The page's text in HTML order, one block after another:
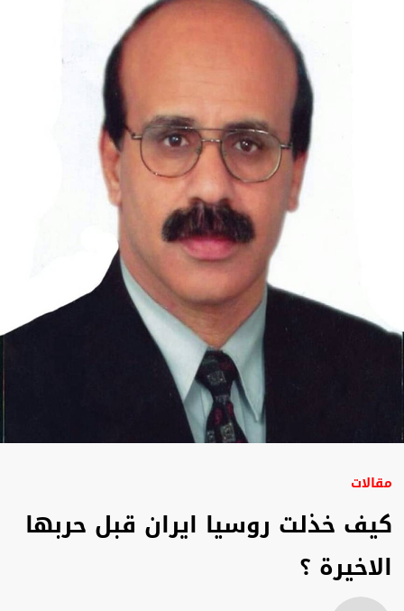
مقالات
كيف خذلت روسيا ايران قبل حربها
الاخيرة ؟